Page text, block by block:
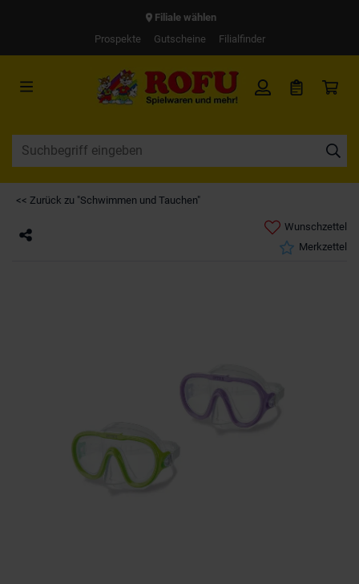
Filiale wählen
Prospekte
Gutscheine Filialfinder
<< Zurück zu "Schwimmen und Tauchen"
Wunschzettel
Merkzettel